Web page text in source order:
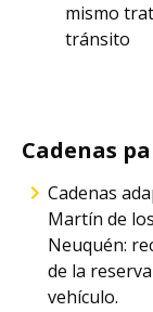
mismo
tránsito
Cadenas
Cadenas
Martín de
Neuquén:
de la
vehículo.